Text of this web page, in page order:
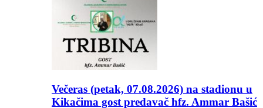
Večeras (petak, 07.08.2026) na stadionu u
Kikačima gost predavač hfz. Ammar Bašić